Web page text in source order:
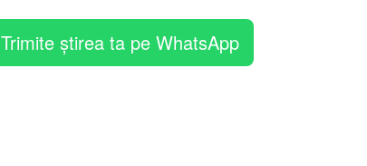
Trimite știrea ta pe WhatsApp